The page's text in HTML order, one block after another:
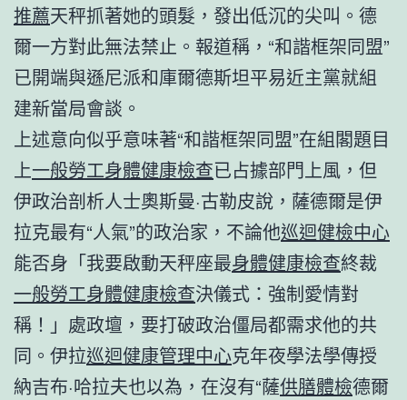
推薦天秤抓著她的頭髮，發出低沉的尖叫。德
爾一方對此無法禁止。報道稱，“和諧框架同盟”
已開端與遜尼派和庫爾德斯坦平易近主黨就組
建新當局會談。
上述意向似乎意味著“和諧框架同盟”在組閣題目
上一般勞工身體健康檢查已占據部門上風，但
伊政治剖析人士奧斯曼·古勒皮說，薩德爾是伊
拉克最有“人氣”的政治家，不論他巡迴健檢中心
能否身「我要啟動天秤座最身體健康檢查終裁
一般勞工身體健康檢查決儀式：強制愛情對
稱！」處政壇，要打破政治僵局都需求他的共
同。伊拉巡迴健康管理中心克年夜學法學傳授
納吉布·哈拉夫也以為，在沒有“薩供膳體檢德爾